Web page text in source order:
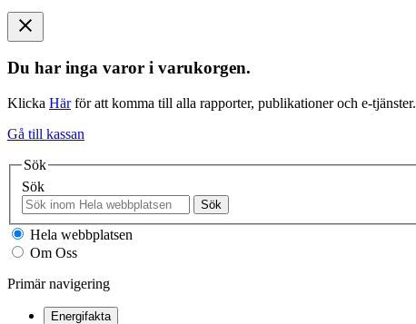
Du har inga varor i varukorgen.
Klicka Härför att komma till alla rapporter, publikationer och e-tjänster.
Gå till kassan
Sök
Sök
Sök
Hela webbplatsen
Om Oss
Primär navigering
Energifakta